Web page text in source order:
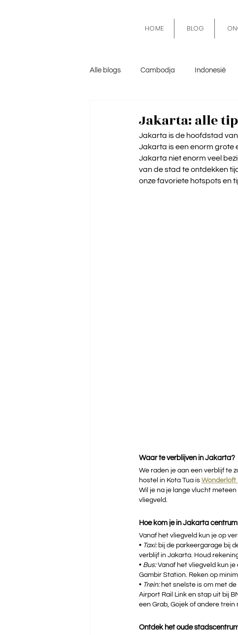
HOME BLOG
Alle blogs Cambodja Indonesië
Jakarta: alle
Jakarta is de hoofdstad
Jakarta is een enorm grote
Jakarta niet enorm veel
van de stad te ontdekken
onze favoriete hotspots en
Waar te verblijven in Jakarta?
We raden je aan een verblijf te
hostel in Kota Tua is Wonderloft
Wil je na je lange vlucht
vliegveld.
Hoe kom je in Jakarta
Vanaf het vliegveld kun je op
• Taxi: bij de parkeergarage bij
verblijf in Jakarta. Houd
• Bus: Vanaf het vliegveld kun
Gambir Station. Reken op
• Trein: het snelste is om met
Airport Rail Link en stap uit bij
een Grab, Gojek of andere trein
Ontdek het oude